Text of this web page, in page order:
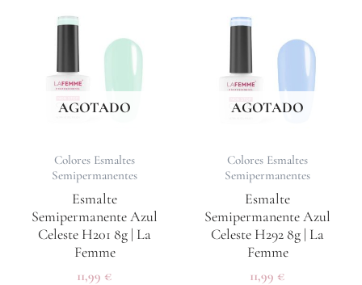
AGOTADO
Colores Esmaltes
Semipermanentes
Esmalte
Semipermanente Azul
Celeste H201 8g | La
Femme
11,99 €
AGOTADO
Colores Esmaltes
Semipermanentes
Esmalte
Semipermanente Azul
Celeste H292 8g | La
Femme
11,99 €